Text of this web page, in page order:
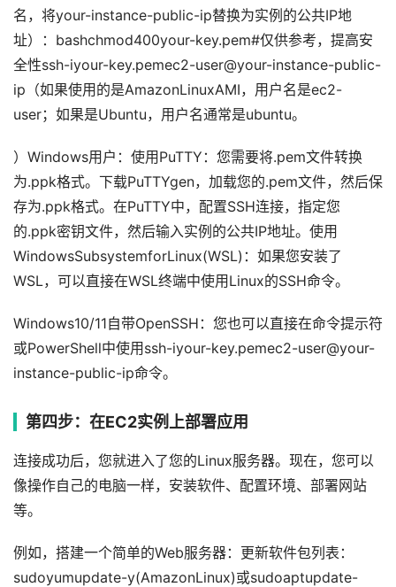
名，将your-instance-public-ip替换为实例的公共IP地
址）：bashchmod400your-key.pem#仅供参考，提高安
全性ssh-iyour-key.pemec2-user@your-instance-public-
ip（如果使用的是AmazonLinuxAMI，用户名是ec2-
user；如果是Ubuntu，用户名通常是ubuntu。
）Windows用户：使用PuTTY：您需要将.pem文件转换
为.ppk格式。下载PuTTYgen，加载您的.pem文件，然后保
存为.ppk格式。在PuTTY中，配置SSH连接，指定您
的.ppk密钥文件，然后输入实例的公共IP地址。使用
WindowsSubsystemforLinux(WSL)：如果您安装了
WSL，可以直接在WSL终端中使用Linux的SSH命令。
Windows10/11自带OpenSSH：您也可以直接在命令提示符
或PowerShell中使用ssh-iyour-key.pemec2-user@your-
instance-public-ip命令。
第四步：在EC2实例上部署应用
连接成功后，您就进入了您的Linux服务器。现在，您可以
像操作自己的电脑一样，安装软件、配置环境、部署网站
等。
例如，搭建一个简单的Web服务器：更新软件包列表：
sudoyumupdate-y(AmazonLinux)或sudoaptupdate-